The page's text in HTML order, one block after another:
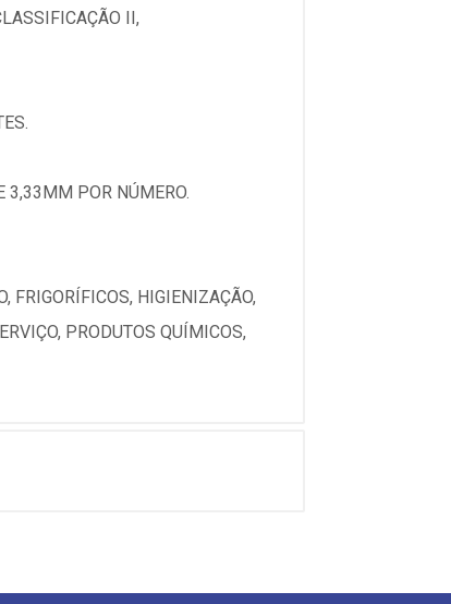
II,
3,33MM POR NÚMERO.
FRIGORÍFICOS, HIGIENIZAÇÃO,
PRODUTOS QUÍMICOS,